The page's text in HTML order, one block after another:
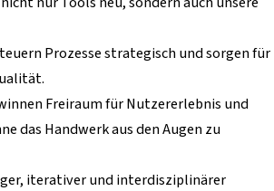
Prozesse strategisch und sorgen für
Freiraum für Nutzererlebnis und
das Handwerk aus den Augen zu
iterativer und interdisziplinärer